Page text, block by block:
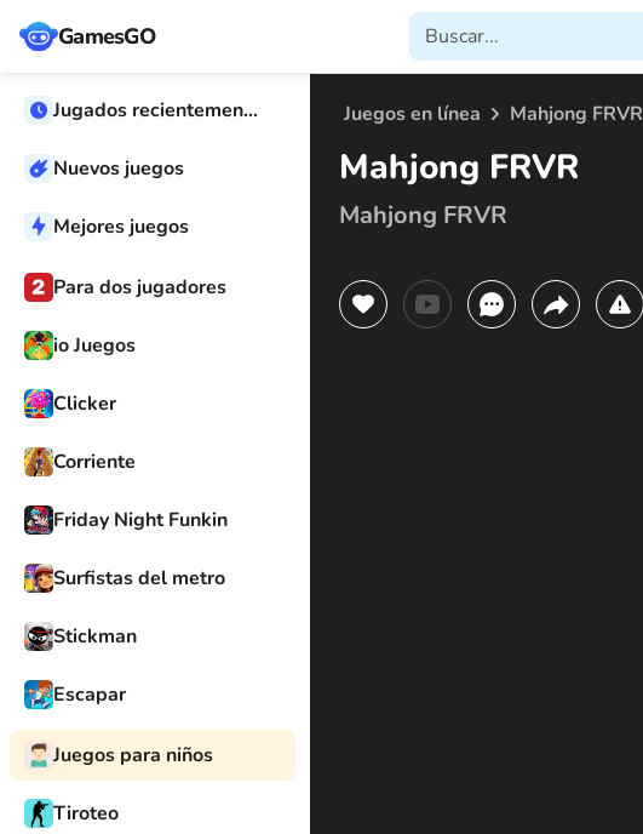
GamesGO
Jugados recientemente
Nuevos juegos
Mejores juegos
Para dos jugadores
io Juegos
Clicker
Corriente
Friday Night Funkin
Surfistas del metro
Stickman
Escapar
Juegos para niños
Tiroteo
Juegos en línea Mahjong FRVR
Mahjong FRVR
Mahjong FRVR